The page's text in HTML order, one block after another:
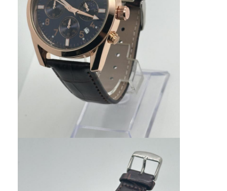
Casi
Blog
Orologio del quarzo
Orologio di quarzo a cinghia in pelle
Orologio a cinghia in acciaio inossidabile
Orologio a cinghia di silicio
Orologio di quarzo per uomo